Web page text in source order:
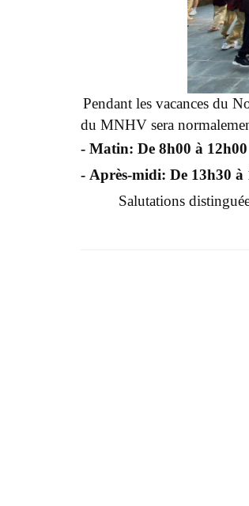
Pendant les vacances du
du MNHV sera
- Matin: De 8h00 à 12h00
- Après-midi: De 13h30 à
Salutations